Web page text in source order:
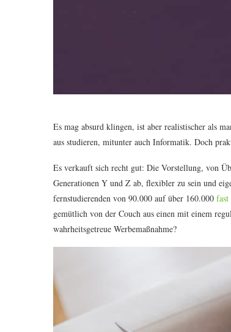
Es mag absurd klingen, ist aber realistischer als
aus studieren, mitunter auch Informatik. Doch
Es verkauft sich recht gut: Die Vorstellung, von
Generationen Y und Z ab, flexibler zu sein und
fernstudierenden von 90.000 auf über 160.000 fast
gemütlich von der Couch aus einen mit einem
wahrheitsgetreue Werbemaßnahme?